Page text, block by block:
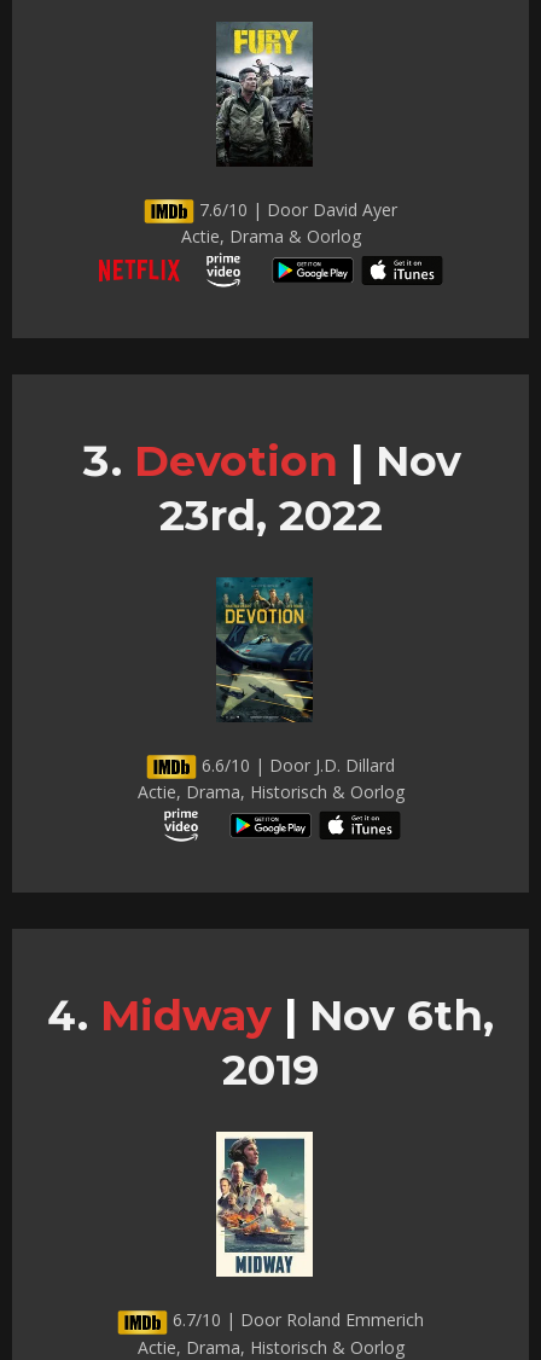
7.6/10 | Door David Ayer
Actie, Drama & Oorlog
Devotion | Nov
23rd, 2022
6.6/10 | Door J.D. Dillard
Actie, Drama, Historisch & Oorlog
Midway | Nov 6th,
2019
6.7/10 | Door Roland Emmerich
Actie, Drama, Historisch & Oorlog